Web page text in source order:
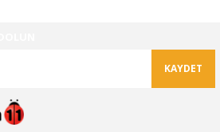
KAYDET